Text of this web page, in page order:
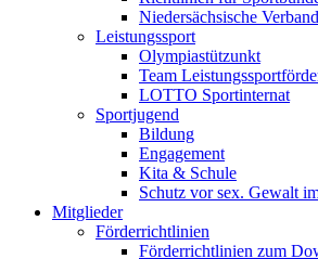
Niedersächsische
Leistungssport
Olympiastützunkt
Team
LOTTO Sportinternat
Sportjugend
Bildung
Engagement
Kita & Schule
Schutz vor sex. Gewalt
Mitglieder
Förderrichtlinien
Förderrichtlinien zum